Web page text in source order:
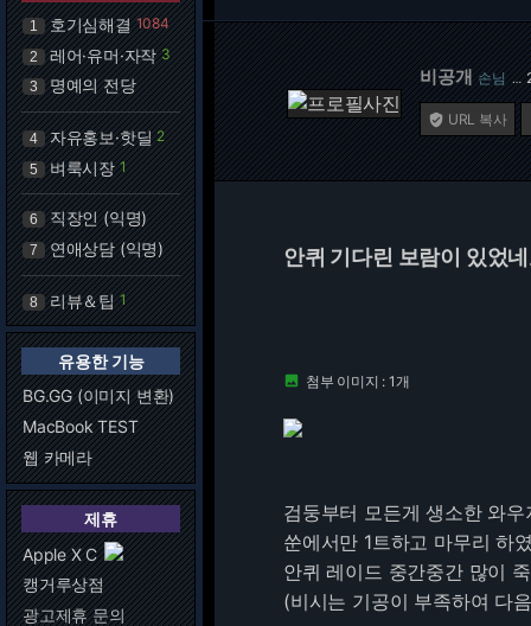
1 호기심해결 1084
2 레어·유머·자작 3
3 명예의 전당
4 자유홍보·핫딜 2
5 벼룩시장 1
6 직장인 (익명)
7 연애상담 (익명)
8 리뷰＆팁 1
유용한 기능
BG.GG (이미지 변환)
MacBook TEST
웹 카메라
제휴
Apple X C
캥거루상점
광고제휴 문의
비공개 손님 …
 URL 복사
안퀴 기다린 보람이 있었
 첨부 이미지 : 1개
검둥부터 모든게 생소한 와우
쑨에서만 1트하고 마무리 하
안퀴 레이드 중간중간 많이
(비시는 기공이 부족하여 다